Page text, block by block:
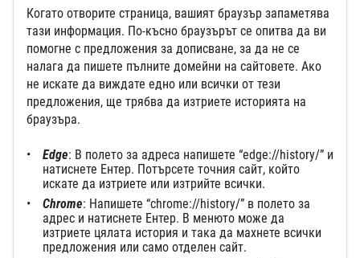
Когато отворите страница, вашият браузър запаметява
тази информация. По-късно браузърът се опитва да ви
помогне с предложения за дописване, за да не се
налага да пишете пълните домейни на сайтовете. Ако
не искате да виждате едно или всички от тези
предложения, ще трябва да изтриете историята на
браузъра.
Edge: В полето за адреса напишете “edge://history/” и
натиснете Ентер. Потърсете точния сайт, който
искате да изтриете или изтрийте всички.
Chrome: Напишете “chrome://history/” в полето за
адрес и натиснете Ентер. В менюто може да
изтриете цялата история и така да махнете всички
предложения или само отделен сайт.